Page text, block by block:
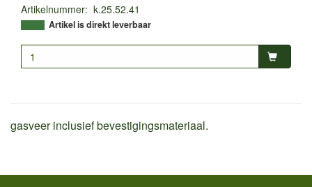
Artikelnummer: k.25.52.41
Artikel is direkt leverbaar
gasveer inclusief bevestigingsmateriaal.